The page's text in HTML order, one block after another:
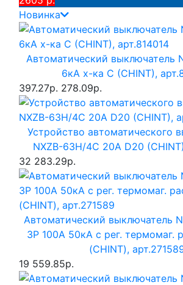
Новинка
Автоматический выключатель
6кА х-ка C (CHINT),
397.27р. 278.09р.
Устройство автоматического
NXZB-63H/4C 20A D20
32 283.29р.
Автоматический выключатель
3P 100А 50кА с рег. термомаг.
(CHINT),
19 559.85р.